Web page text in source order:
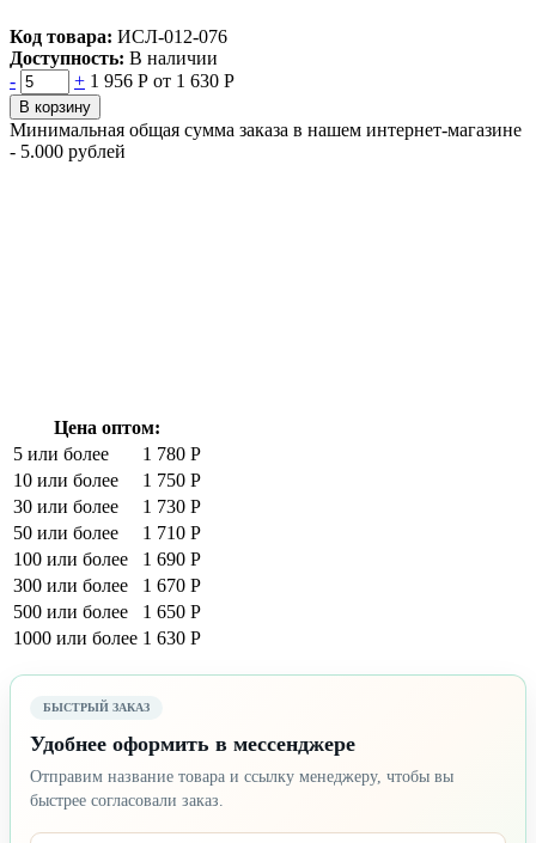
Код товара: ИСЛ-012-076
Доступность: В наличии
-
+ 1 956 Р от 1 630 Р
В корзину
Минимальная общая сумма заказа в нашем интернет-магазине
- 5.000 рублей
Цена оптом:
5 или более
1 780 Р
10 или более
1 750 Р
30 или более
1 730 Р
50 или более
1 710 Р
100 или более
1 690 Р
300 или более
1 670 Р
500 или более
1 650 Р
1000 или более 1 630 Р
БЫСТРЫЙ ЗАКАЗ
Удобнее оформить в мессенджере
Отправим название товара и ссылку менеджеру, чтобы вы
быстрее согласовали заказ.